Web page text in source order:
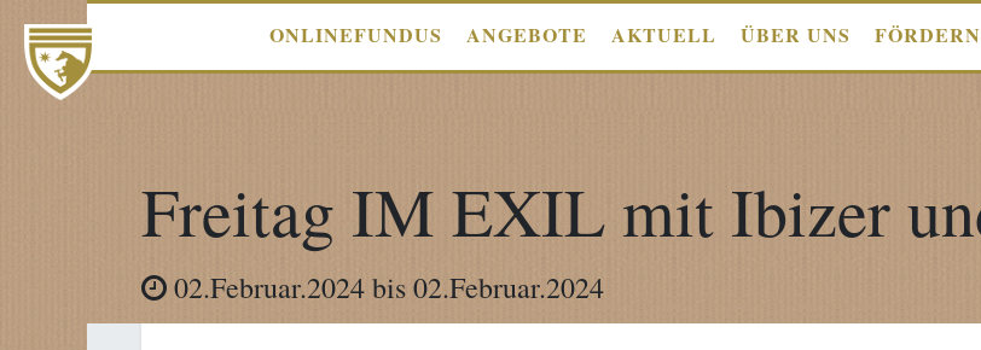
ONLINEFUNDUS ANGEBOTE AKTUELL ÜBER UNS FÖRDERN
Freitag IM EXIL mit Ibizer
02.Februar.2024bis02.Februar.2024